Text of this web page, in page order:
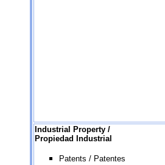
Industrial Property /
Propiedad Industrial
Patents / Patentes